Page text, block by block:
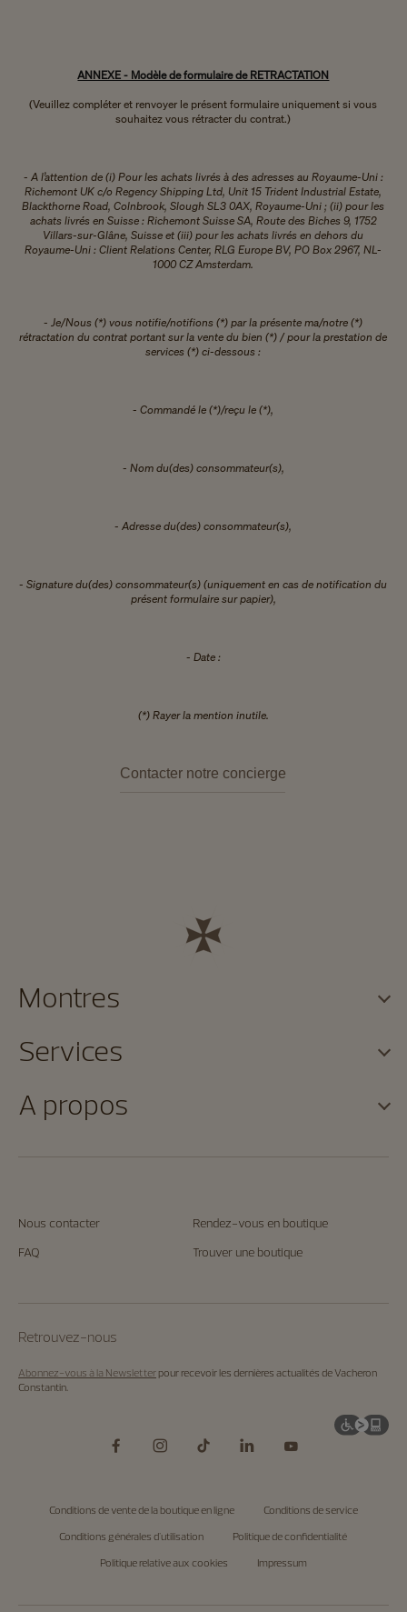
ANNEXE - Modèle de formulaire de RETRACTATION
(Veuillez compléter et renvoyer le présent formulaire uniquement si vous
souhaitez vous rétracter du contrat.)
- A l’attention de (i) Pour les achats livrés à des adresses au Royaume-Uni :
Richemont UK c/o Regency Shipping Ltd, Unit 15 Trident Industrial Estate,
Blackthorne Road, Colnbrook, Slough SL3 0AX, Royaume-Uni ; (ii) pour les
achats livrés en Suisse : Richemont Suisse SA, Route des Biches 9, 1752
Villars-sur-Glâne, Suisse et (iii) pour les achats livrés en dehors du
Royaume-Uni : Client Relations Center, RLG Europe BV, PO Box 2967, NL-
1000 CZ Amsterdam.
- Je/Nous (*) vous notifie/notifions (*) par la présente ma/notre (*)
rétractation du contrat portant sur la vente du bien (*) / pour la prestation de
services (*) ci-dessous :
- Commandé le (*)/reçu le (*),
- Nom du(des) consommateur(s),
- Adresse du(des) consommateur(s),
- Signature du(des) consommateur(s) (uniquement en cas de notification du
présent formulaire sur papier),
- Date :
(*) Rayer la mention inutile.
Contacter notre concierge
Nous contacter
Rendez-vous en boutique
FAQ
Trouver une boutique
Retrouvez-nous
Abonnez-vous à la Newsletter pour recevoir les dernières actualités de Vacheron
Constantin.
Montres
Services
A propos
Conditions de vente de la boutique en ligne
Conditions de service
Conditions générales d'utilisation
Politique de confidentialité
Politique relative aux cookies
Impressum